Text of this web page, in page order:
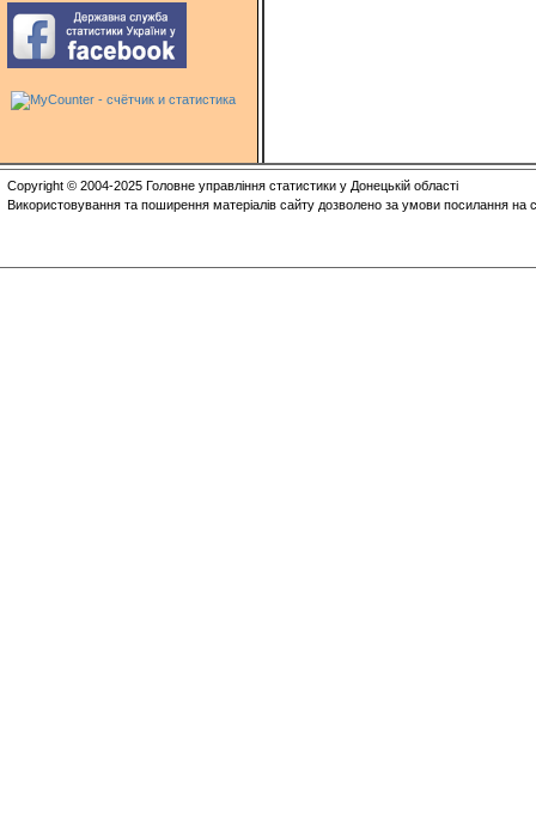
Copyright © 2004-2025 Головне управління статистики у Донецькій області
Використовування та поширення матеріалів сайту дозволено за умови посилання на